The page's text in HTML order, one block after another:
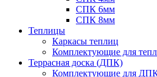
СПК 6мм
СПК 8мм
Теплицы
Каркасы теплиц
Комплектующие для
Террасная доска (ДПК)
Комплектующие для